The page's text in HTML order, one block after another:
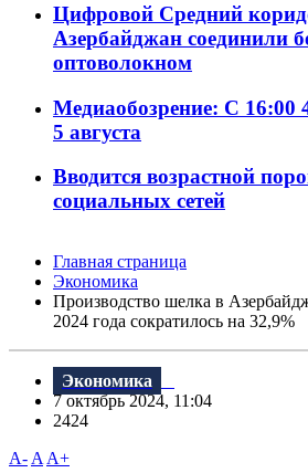
Цифровой Средний
Азербайджан соединили
оптоволокном
Медиаобозрение: С 16:00
5 августа
Вводится возрастной
социальных сетей
Главная страница
Экономика
Производство шелка в
2024 года сократилось на 32,9%
Экономика
7 октябрь 2024, 11:04
2424
A- A A+